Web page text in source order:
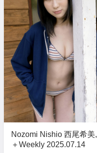
Nozomi Nishio 西尾希美,
＋Weekly 2025.07.14